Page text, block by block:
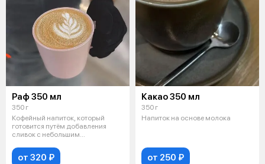
Раф 350 мл
350 г
Кофейный напиток, который
готовится путём добавления
сливок с небольшим
от 320 ₽
Какао 350 мл
350 г
Напиток на основе молока
от 250 ₽